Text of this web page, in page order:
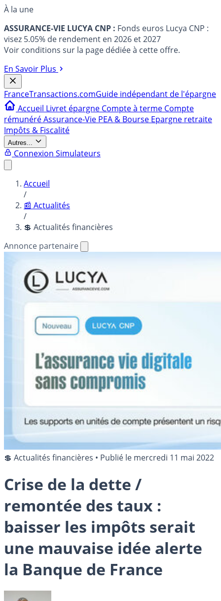
À la une
ASSURANCE-VIE LUCYA CNP : Fonds euros Lucya CNP :
visez 5.05% de rendement en 2026 et 2027
Voir conditions sur la page dédiée à cette offre.
En Savoir Plus
FranceTransactions.comGuide indépendant de l'épargne
Accueil Livret épargne Compte à terme Compte
rémunéréAssurance-Vie PEA & Bourse Epargne retraite
Impôts & Fiscalité
Autres...
Connexion Simulateurs
Accueil
/
📰 Actualités
/
💲 Actualités financières
Annonce partenaire
💲 Actualités financières • Publié le mercredi 11 mai 2022
Crise de la dette /
remontée des taux :
baisser les impôts serait
une mauvaise idée alerte
la Banque de France